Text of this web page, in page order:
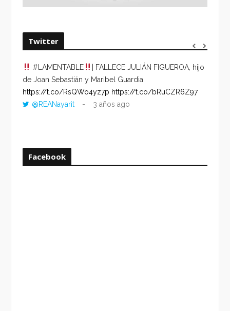
Twitter
#LAMENTABLE
| FALLECE JULIÁN FIGUEROA, hijo
de Joan Sebastián y Maribel Guardia.
https://t.co/RsQWo4yz7p https://t.co/bRuCZR6Z97
@REANayarit
3 años ago
Facebook